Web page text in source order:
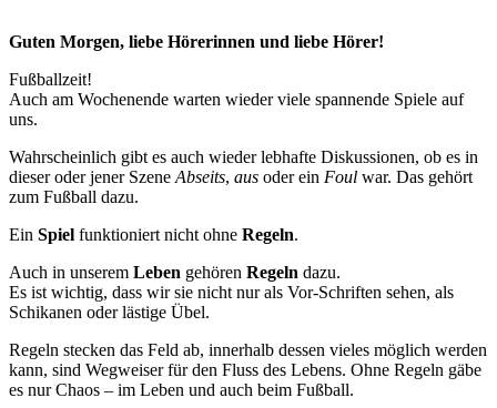
Guten Morgen, liebe Hörerinnen und liebe Hörer!
Fußballzeit!
Auch am Wochenende warten wieder viele spannende Spiele auf
uns.
Wahrscheinlich gibt es auch wieder lebhafte Diskussionen, ob es in
dieser oder jener Szene Abseits, aus oder ein Foul war. Das gehört
zum Fußball dazu.
Ein Spiel funktioniert nicht ohne Regeln.
Auch in unserem Leben gehören Regeln dazu.
Es ist wichtig, dass wir sie nicht nur als Vor-Schriften sehen, als
Schikanen oder lästige Übel.
Regeln stecken das Feld ab, innerhalb dessen vieles möglich werden
kann, sind Wegweiser für den Fluss des Lebens. Ohne Regeln gäbe
es nur Chaos – im Leben und auch beim Fußball.